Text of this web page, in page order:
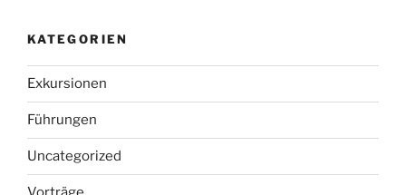
KATEGORIEN
Exkursionen
Führungen
Uncategorized